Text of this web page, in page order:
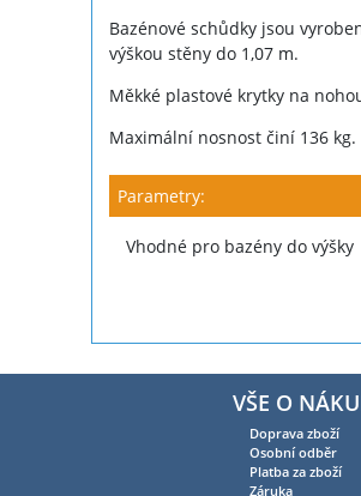
Bazénové schůdky jsou
výškou stěny do 1,07 m.
Měkké plastové krytky na
Maximální nosnost činí 136 kg.
Parametry:
Vhodné pro bazény do výšky
VŠE O
Doprava zboží
Osobní odběr
Platba za zboží
Záruka